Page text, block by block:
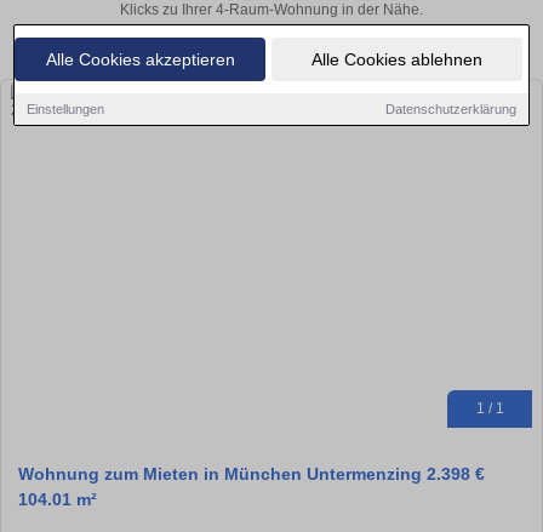
Alle Cookies akzeptieren Alle Cookies ablehnen
Einstellungen Datenschutzerklärung
Klicks zu Ihrer 4-Raum-Wohnung in der Nähe.
Aktuelle Wohnung zum mieten
1 / 1
Wohnung zum Mieten in München Untermenzing 2.398 €
104.01 m²